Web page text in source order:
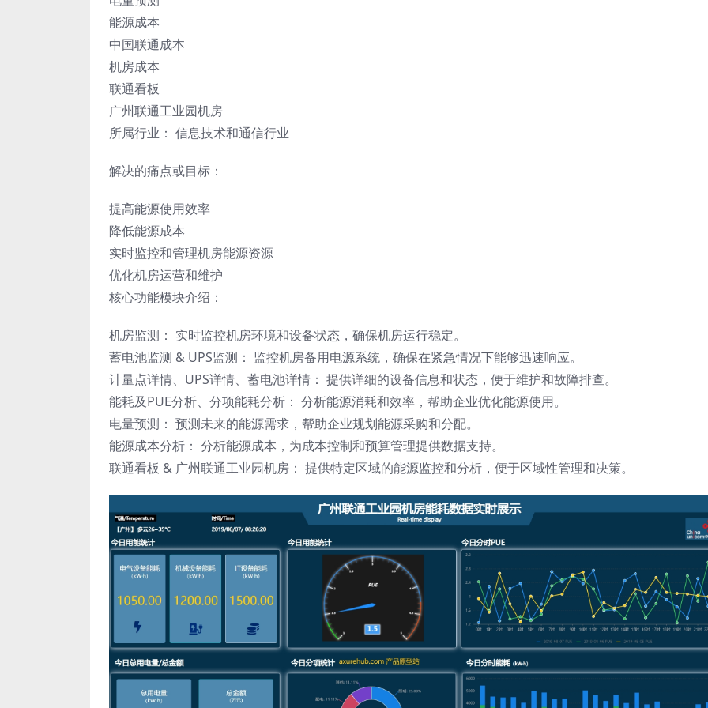
能源成本
中国联通成本
机房成本
联通看板
广州联通工业园机房
所属行业： 信息技术和通信行业
解决的痛点或目标：
提高能源使用效率
降低能源成本
实时监控和管理机房能源资源
优化机房运营和维护
核心功能模块介绍：
机房监测： 实时监控机房环境和设备状态，确保机房运行稳定。
蓄电池监测 & UPS监测： 监控机房备用电源系统，确保在紧急情况下能够迅速响应。
计量点详情、UPS详情、蓄电池详情： 提供详细的设备信息和状态，便于维护和故障排查。
能耗及PUE分析、分项能耗分析： 分析能源消耗和效率，帮助企业优化能源使用。
电量预测： 预测未来的能源需求，帮助企业规划能源采购和分配。
能源成本分析： 分析能源成本，为成本控制和预算管理提供数据支持。
联通看板 & 广州联通工业园机房： 提供特定区域的能源监控和分析，便于区域性管理和决策。